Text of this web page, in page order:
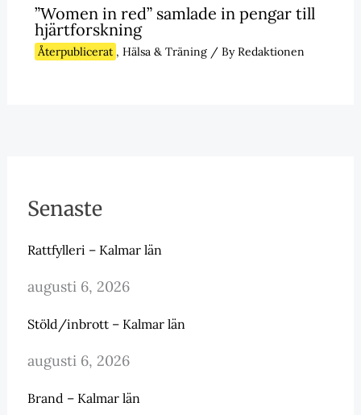
”Women in red” samlade in pengar till
hjärtforskning
Återpublicerat , Hälsa & Träning/ ByRedaktionen
Senaste
Rattfylleri – Kalmar län
augusti 6, 2026
Stöld/inbrott – Kalmar län
augusti 6, 2026
Brand – Kalmar län